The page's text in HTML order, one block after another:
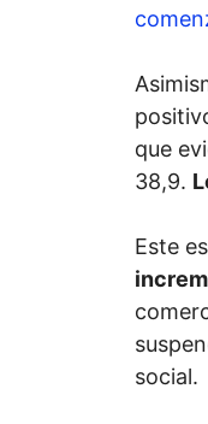
que
38,9.
Este
social.